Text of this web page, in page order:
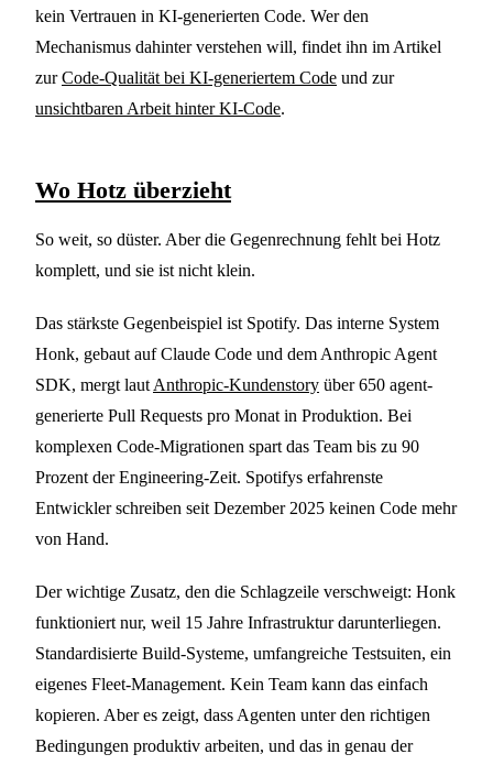
kein Vertrauen in KI-generierten Code. Wer den
Mechanismus dahinter verstehen will, findet ihn im Artikel
zurCode-Qualität bei KI-generiertem Code und zur
unsichtbaren Arbeit hinter KI-Code.
Wo Hotz überzieht
So weit, so düster. Aber die Gegenrechnung fehlt bei Hotz
komplett, und sie ist nicht klein.
Das stärkste Gegenbeispiel ist Spotify. Das interne System
Honk, gebaut auf Claude Code und dem Anthropic Agent
SDK, mergt laut Anthropic-Kundenstory über 650 agent-
generierte Pull Requests pro Monat in Produktion. Bei
komplexen Code-Migrationen spart das Team bis zu 90
Prozent der Engineering-Zeit. Spotifys erfahrenste
Entwickler schreiben seit Dezember 2025 keinen Code mehr
von Hand.
Der wichtige Zusatz, den die Schlagzeile verschweigt: Honk
funktioniert nur, weil 15 Jahre Infrastruktur darunterliegen.
Standardisierte Build-Systeme, umfangreiche Testsuiten, ein
eigenes Fleet-Management. Kein Team kann das einfach
kopieren. Aber es zeigt, dass Agenten unter den richtigen
Bedingungen produktiv arbeiten, und das in genau der